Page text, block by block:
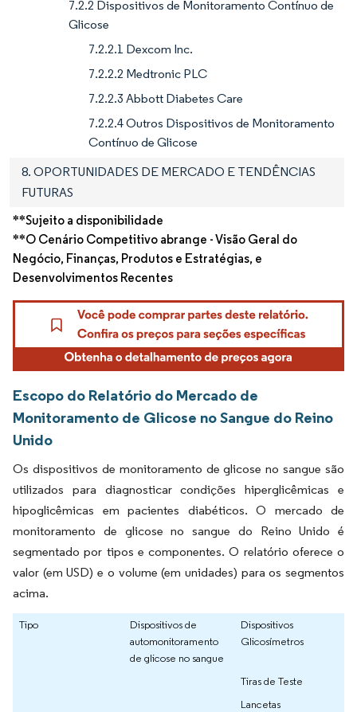
7.2.2 Dispositivos de Monitoramento Contínuo de
Glicose
7.2.2.1 Dexcom Inc.
7.2.2.2 Medtronic PLC
7.2.2.3 Abbott Diabetes Care
7.2.2.4 Outros Dispositivos de Monitoramento
Contínuo de Glicose
8. OPORTUNIDADES DE MERCADO E TENDÊNCIAS
FUTURAS
**Sujeito a disponibilidade
**O Cenário Competitivo abrange - Visão Geral do
Negócio, Finanças, Produtos e Estratégias, e
Desenvolvimentos Recentes
Escopo do Relatório do Mercado de
Monitoramento de Glicose no Sangue do Reino
Unido
Os dispositivos de monitoramento de glicose no sangue são
utilizados para diagnosticar condições hiperglicêmicas e
hipoglicêmicas em pacientes diabéticos. O mercado de
monitoramento de glicose no sangue do Reino Unido é
segmentado por tipos e componentes. O relatório oferece o
valor (em USD) e o volume (em unidades) para os segmentos
acima.
Tipo
Dispositivos de
automonitoramento
de glicose no sangue
Dispositivos
Glicosímetros
Tiras de Teste
Lancetas